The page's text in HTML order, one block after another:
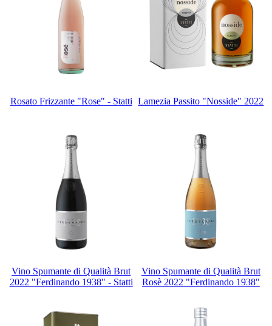
Rosato Frizzante "Rose" - Statti Lamezia Passito "Nosside" 2022
Vino Spumante di Qualità Brut
2022 "Ferdinando 1938" - Statti
Vino Spumante di Qualità Brut
Rosè 2022 "Ferdinando 1938"